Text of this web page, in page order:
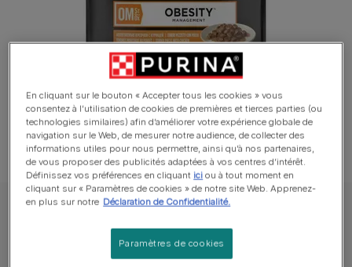
PRO PLAN® VETERINARY DIETS Feline OM
St/Ox Obesity Management - Poulet en
En cliquant sur le bouton « Accepter tous les cookies » vous
consentez à l’utilisation de cookies de premières et tierces parties (ou
technologies similaires) afin d’améliorer votre expérience globale de
navigation sur le Web, de mesurer notre audience, de collecter des
informations utiles pour nous permettre, ainsi qu’à nos partenaires,
de vous proposer des publicités adaptées à vos centres d’intérêt.
Définissez vos préférences en cliquant ici ou à tout moment en
cliquant sur « Paramètres de cookies » de notre site Web. Apprenez-
en plus sur notre Déclaration de Confidentialité.
Paramètres de cookies